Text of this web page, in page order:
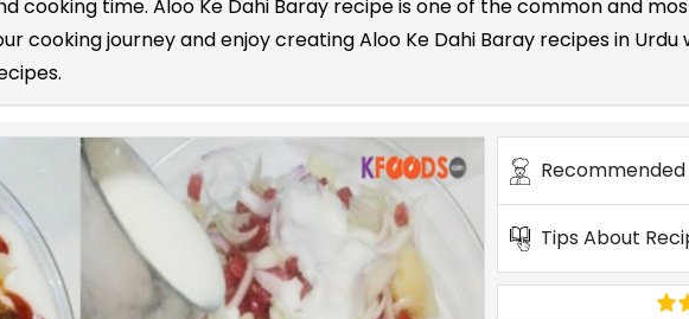
cooking time. Aloo Ke Dahi Baray recipe is one of the common and
cooking journey and enjoy creating Aloo Ke Dahi Baray recipes in Urdu
Recommended
Tips About